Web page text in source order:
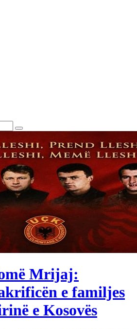
Mrijaj:
e familjes
e Kosovës